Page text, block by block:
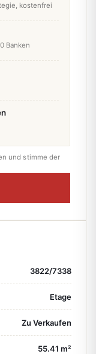
kostenfrei
Banken
und stimme der
3822/7338
Etage
Zu Verkaufen
55.41 m²